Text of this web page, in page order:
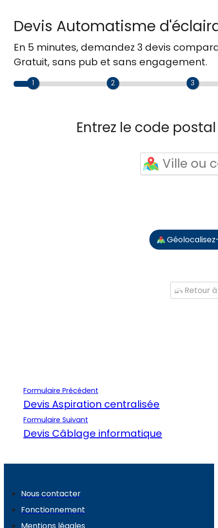
Devis Automatisme
En 5 minutes, demandez 3 devis
Gratuit, sans pub et sans engagement.
1 2 3
Entrez le code
Retour
Formulaire Précédent
Devis Aspiration centralisée
Formulaire Suivant
Devis Câblage informatique
Nous contacter
Fonctionnement
Mentions légales